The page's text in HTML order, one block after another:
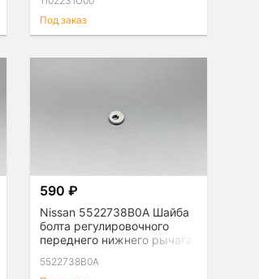
Под заказ
590 ₽
Nissan 5522738B0A Шайба
болта регулировочного
переднего нижнего рычага
5522738B0A